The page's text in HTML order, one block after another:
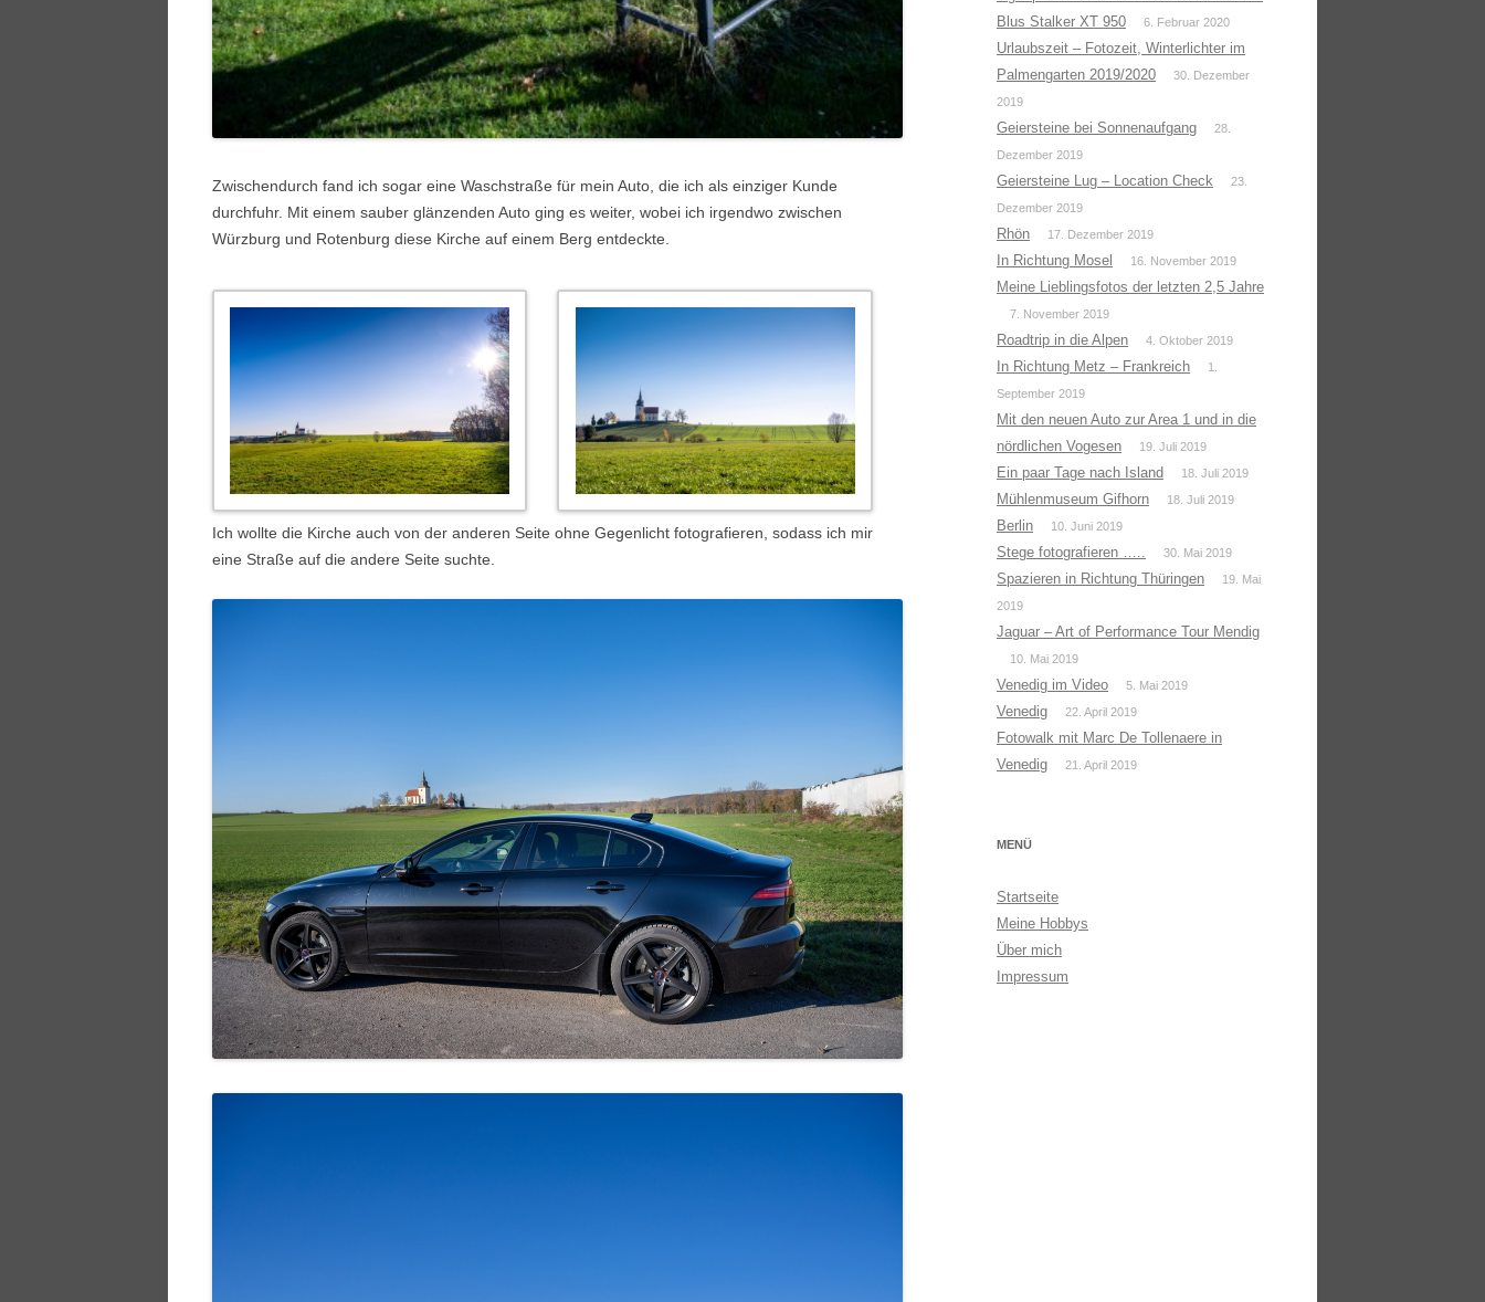
Zwischendurch fand ich sogar eine Waschstraße für mein Auto, die ich als einziger Kunde
durchfuhr. Mit einem sauber glänzenden Auto ging es weiter, wobei ich irgendwo zwischen
Würzburg und Rotenburg diese Kirche auf einem Berg entdeckte.
Ich wollte die Kirche auch von der anderen Seite ohne Gegenlicht fotografieren, sodass ich mir
eine Straße auf die andere Seite suchte.
Blus Stalker XT 950
6. Februar 2020
Urlaubszeit – Fotozeit, Winterlichter im
Palmengarten 2019/2020
30. Dezember
2019
Geiersteine bei Sonnenaufgang
28.
Dezember 2019
Geiersteine Lug – Location Check
23.
Dezember 2019
Rhön 17. Dezember 2019
In Richtung Mosel 16. November 2019
Meine Lieblingsfotos der letzten 2,5 Jahre
7. November 2019
Roadtrip in die Alpen 4. Oktober 2019
In Richtung Metz – Frankreich
1.
September 2019
Mit den neuen Auto zur Area 1 und in die
nördlichen Vogesen
19. Juli 2019
Ein paar Tage nach Island 18. Juli 2019
Mühlenmuseum Gifhorn 18. Juli 2019
Berlin 10. Juni 2019
Stege fotografieren ….. 30. Mai 2019
Spazieren in Richtung Thüringen
19. Mai
2019
Jaguar – Art of Performance Tour Mendig
10. Mai 2019
Venedig im Video 5. Mai 2019
Venedig 22. April 2019
Fotowalk mit Marc De Tollenaere in
Venedig
21. April 2019
MENÜ
Startseite
Meine Hobbys
Über mich
Impressum